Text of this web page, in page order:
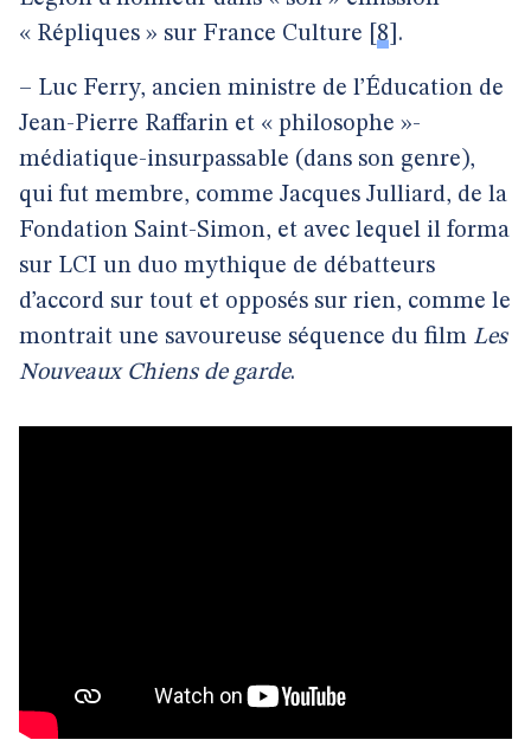
« Répliques » sur France Culture
8 .
– Luc Ferry, ancien ministre de l’Éducation de
Jean-Pierre Raffarin et « philosophe »-
médiatique-insurpassable (dans son genre),
qui fut membre, comme Jacques Julliard, de la
Fondation Saint-Simon, et avec lequel il forma
sur LCI un duo mythique de débatteurs
d’accord sur tout et opposés sur rien, comme le
montrait une savoureuse séquence du film Les
Nouveaux Chiens de garde.